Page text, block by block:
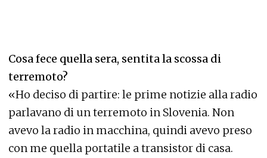
Cosa fece quella sera, sentita la scossa di
terremoto?
«Ho deciso di partire: le prime notizie alla radio
parlavano di un terremoto in Slovenia. Non
avevo la radio in macchina, quindi avevo preso
con me quella portatile a transistor di casa.